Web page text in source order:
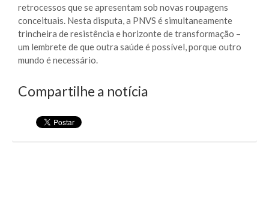
retrocessos que se apresentam sob novas roupagens
conceituais. Nesta disputa, a PNVS é simultaneamente
trincheira de resistência e horizonte de transformação –
um lembrete de que outra saúde é possível, porque outro
mundo é necessário.
Compartilhe a notícia